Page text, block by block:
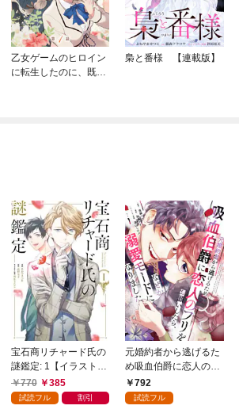
乙女ゲームのヒロイン
に転生したのに、既に
梟と番様 【連載版】
宝石商リチャード氏の
謎鑑定: 1【イラスト特
典付】
770 385
試読フル 割引
元婚約者から逃げるた
め吸血伯爵に恋人のフ
リをお願いしたら、な
ぜか溺愛モードになり
792
試読フル